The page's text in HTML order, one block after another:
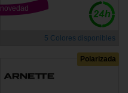
novedad
5 Colores disponibles
Polarizada